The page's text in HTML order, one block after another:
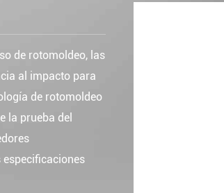
de rotomoldeo, las
al impacto para
de rotomoldeo
la prueba del